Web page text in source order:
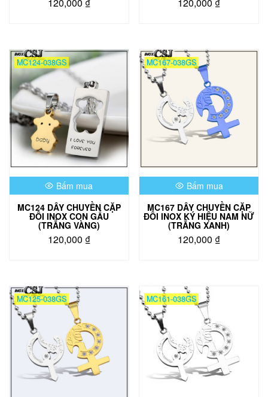
MC124-038GS
Bấm mua
MC124 DÂY CHUYỀN CẶP
ĐÔI INOX CON GẤU
(TRẮNG VÀNG)
120,000 ₫
MC167-038GS
Bấm mua
MC167 DÂY CHUYỀN CẶP
ĐÔI INOX KÝ HIỆU NAM NỮ
(TRẮNG XANH)
120,000 ₫
MC125-038GS MC161-038GS